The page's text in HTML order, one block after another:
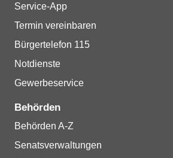
Service-App
Termin vereinbaren
Bürgertelefon 115
Notdienste
Gewerbeservice
Behörden
Behörden A-Z
Senatsverwaltungen